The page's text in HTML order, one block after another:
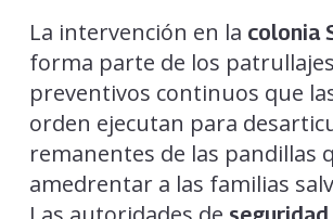
La intervención en la colonia
forma parte de los patrullajes
preventivos continuos que
orden ejecutan para
remanentes de las pandillas
amedrentar a las familias